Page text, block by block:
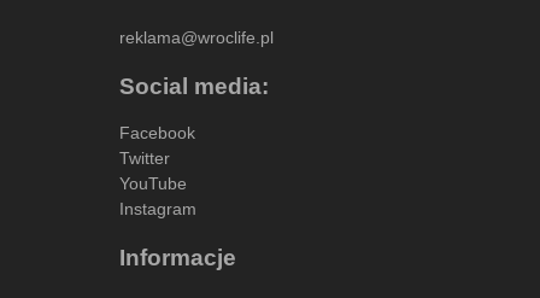
reklama@wroclife.pl
Social media:
Facebook
Twitter
YouTube
Instagram
Informacje